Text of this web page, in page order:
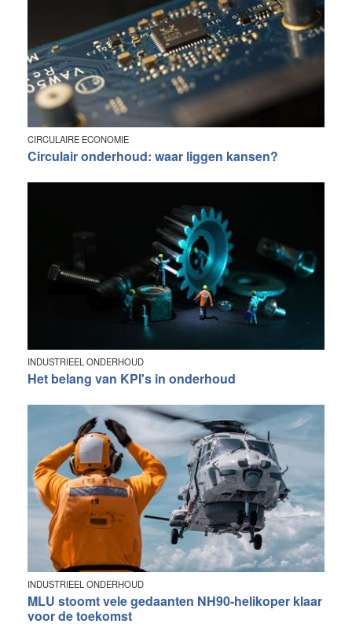
CIRCULAIRE ECONOMIE
Circulair onderhoud: waar liggen kansen?
INDUSTRIEEL ONDERHOUD
Het belang van KPI's in onderhoud
INDUSTRIEEL ONDERHOUD
MLU stoomt vele gedaanten NH90-helikoper klaar
voor de toekomst